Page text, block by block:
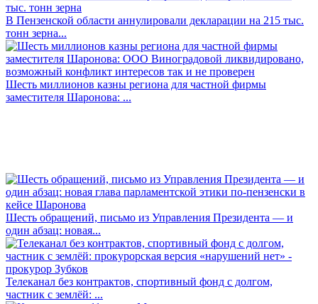
В Пензенской области аннулировали декларации на 215 тыс.
тонн зерна...
Шесть миллионов казны региона для частной фирмы
заместителя Шаронова: ...
Шесть обращений, письмо из Управления Президента — и
один абзац: новая...
Телеканал без контрактов, спортивный фонд с долгом,
частник с землёй: ...